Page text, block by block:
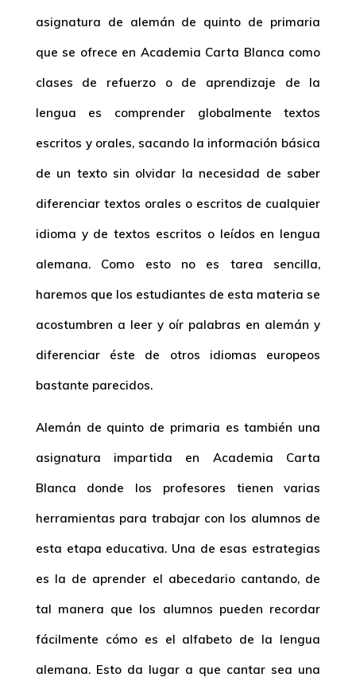
asignatura de alemán de quinto de primaria
que se ofrece en Academia Carta Blanca como
clases de refuerzo o de aprendizaje de la
lengua es comprender globalmente textos
escritos y orales, sacando la información básica
de un texto sin olvidar la necesidad de saber
diferenciar textos orales o escritos de cualquier
idioma y de textos escritos o leídos en lengua
alemana. Como esto no es tarea sencilla,
haremos que los estudiantes de esta materia se
acostumbren a leer y oír palabras en alemán y
diferenciar éste de otros idiomas europeos
bastante parecidos.
Alemán de quinto de primaria es también una
asignatura impartida en Academia Carta
Blanca donde los profesores tienen varias
herramientas para trabajar con los alumnos de
esta etapa educativa. Una de esas estrategias
es la de aprender el abecedario cantando, de
tal manera que los alumnos pueden recordar
fácilmente cómo es el alfabeto de la lengua
alemana. Esto da lugar a que cantar sea una